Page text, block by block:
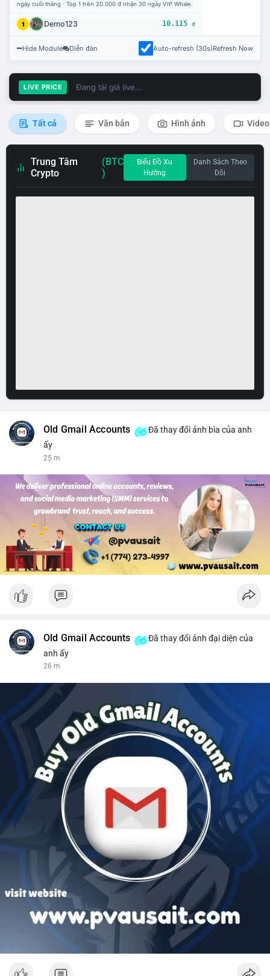
ngày cuối tháng · Top 1 trên 20.000 đ nhận 30 ngày VIP Whale.
1 Demo123 10.115 đ
Hide Module Diễn đàn Auto-refresh (30s)Refresh Now
LIVE PRICE Đang tải giá live...
Tất cả Văn bản Hình ảnh Video
Trung Tâm
Crypto
(BTC
)
Biểu Đồ Xu
Hướng
Danh Sách Theo
Dõi
Old Gmail Accounts
Đã thay đổi ảnh bìa của anh
ấy
25 m
Old Gmail Accounts
Đã thay đổi ảnh đại diện của
anh ấy
26 m